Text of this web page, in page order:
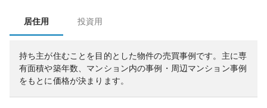
居住用 投資用
持ち主が住むことを目的とした物件の売買事例です。 主に専
有面積や築年数、マンション内の事例・周辺マンション事例
をもとに価格が決まります。